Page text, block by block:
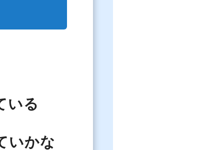
いる
いかな